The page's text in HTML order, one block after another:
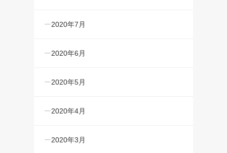
2020年7月
2020年6月
2020年5月
2020年4月
2020年3月